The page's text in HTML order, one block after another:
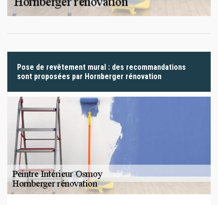
Pose de revêtement mural : des recommandations
sont proposées par Hornberger rénovation